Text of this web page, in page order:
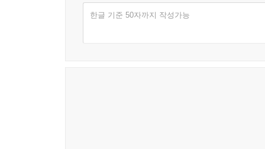
한글 기준 50자까지 작성가능